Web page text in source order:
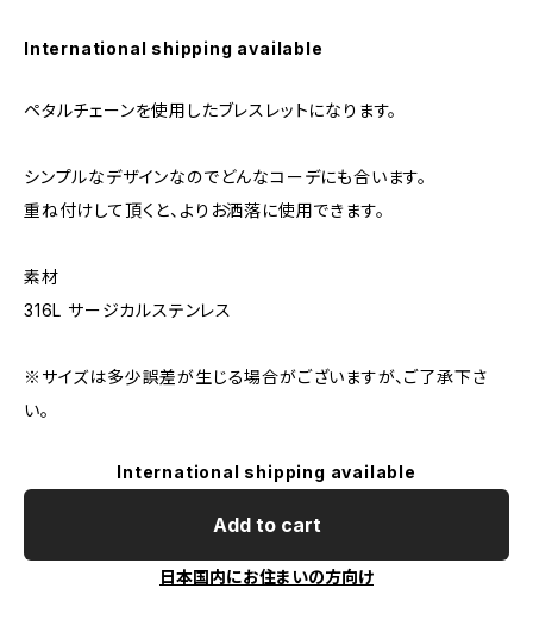
International shipping available
ペタルチェーンを使用したブレスレットになります。
シンプルなデザインなのでどんなコーデにも合います。
重ね付けして頂くと、よりお洒落に使用できます。
素材
316L サージカルステンレス
※サイズは多少誤差が生じる場合がございますが、ご了承下さ
い。
International shipping available
Add to cart
日本国内にお住まいの方向け